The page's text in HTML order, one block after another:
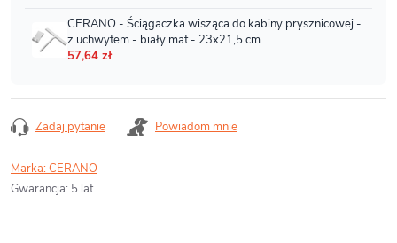
Zadaj pytanie Powiadom mnie
Marka:CERANO
Gwarancja: 5 lat